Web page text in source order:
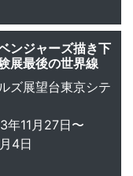
ンジャーズ描き下
展最後の世界線
ズ展望台東京シテ
年11月27日〜
4日